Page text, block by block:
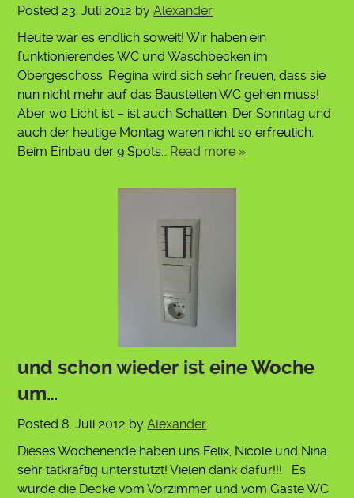
Posted23. Juli 2012 byAlexander
Heute war es endlich soweit! Wir haben ein
funktionierendes WC und Waschbecken im
Obergeschoss. Regina wird sich sehr freuen, dass sie
nun nicht mehr auf das Baustellen WC gehen muss!
Aber wo Licht ist – ist auch Schatten. Der Sonntag und
auch der heutige Montag waren nicht so erfreulich.
Beim Einbau der 9 Spots… Read more »
und schon wieder ist eine Woche
um…
Posted8. Juli 2012 byAlexander
Dieses Wochenende haben uns Felix, Nicole und Nina
sehr tatkräftig unterstützt! Vielen dank dafür!!! Es
wurde die Decke vom Vorzimmer und vom Gäste WC